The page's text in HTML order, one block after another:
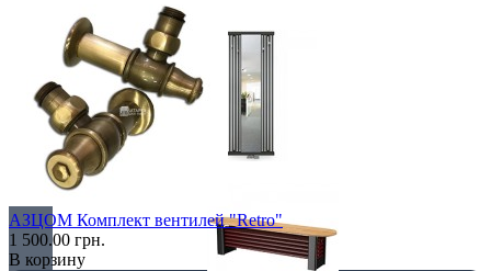
С зеркалом
АЗЦОМ Комплект вентилей "Retro"
1 500.00 грн.
В корзину